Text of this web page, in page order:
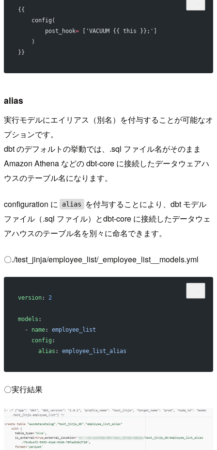
{{
    config(
        post_hook
= ['VACUUM {{ this }};']
    )
}}
alias
実行モデルにエイリアス（別名）を付与することが可能なオ
プションです。
dbt のデフォルトの挙動では、.sql ファイル名がそのまま
Amazon Athena などの dbt-core に接続したデータウェアハ
ウスのテーブル名になります。
configuration に alias
を付与することにより、dbt モデル
ファイル（.sql ファイル）とdbt-core に接続したデータウェ
アハウスのテーブル名を別々に命名できます。
〇./test_jinja/employee_list/_employee_list__models.yml
version: 2
models :
  -
name: employee_list
    config
:
      alias
: employee_list_alias
〇実行結果